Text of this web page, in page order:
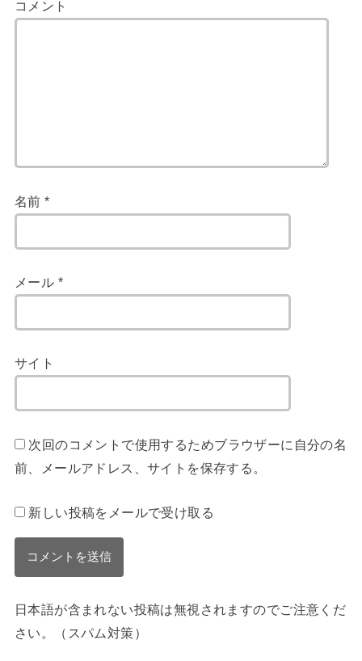
コメント
名前*
メール *
サイト
次回のコメントで使用するためブラウザーに自分の名
前、メールアドレス、サイトを保存する。
新しい投稿をメールで受け取る
日本語が含まれない投稿は無視されますのでご注意くだ
さい。（スパム対策）